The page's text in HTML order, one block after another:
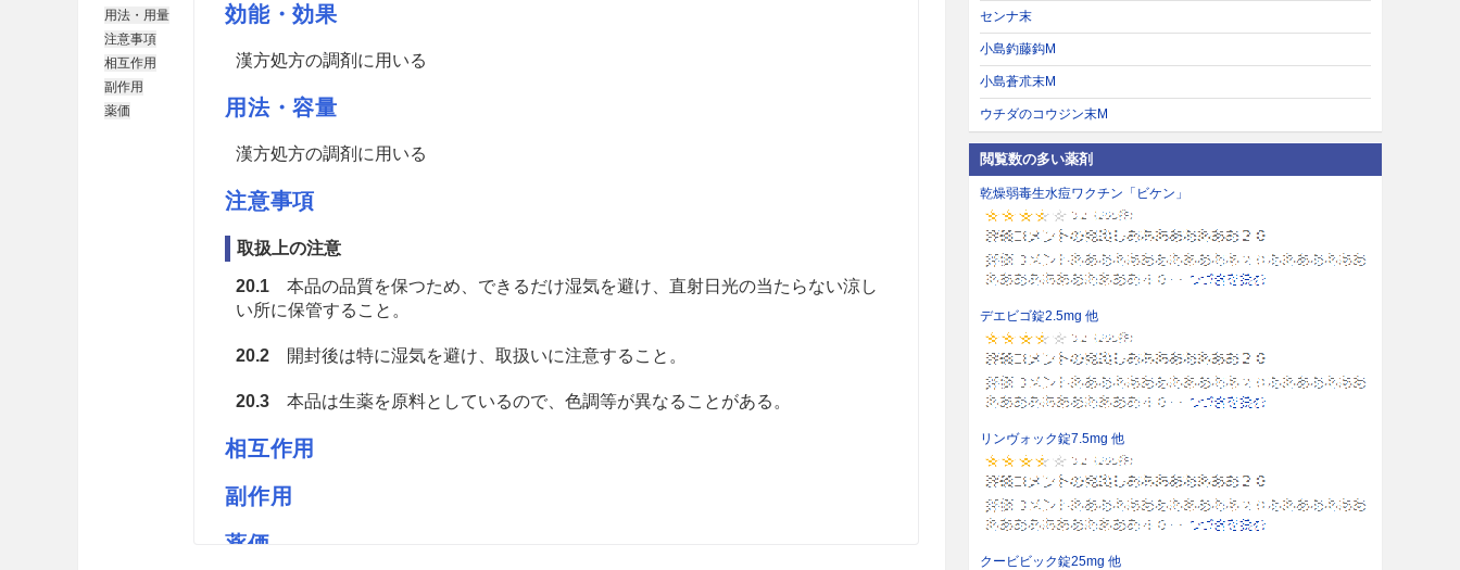
用法・用量
注意事項
相互作用
副作用
薬価
効能・効果
漢方処方の調剤に用いる
用法・容量
漢方処方の調剤に用いる
注意事項
取扱上の注意
20.1本品の品質を保つため、できるだけ湿気を避け、直射日光の当たらない涼し
い所に保管すること。
20.2開封後は特に湿気を避け、取扱いに注意すること。
20.3本品は生薬を原料としているので、色調等が異なることがある。
相互作用
副作用
薬価
センナ末
小島釣藤鈎M
小島蒼朮末M
ウチダのコウジン末M
閲覧数の多い薬剤
乾燥弱毒生水痘ワクチン「ビケン」
デエビゴ錠2.5mg 他
リンヴォック錠7.5mg 他
クービビック錠25mg 他